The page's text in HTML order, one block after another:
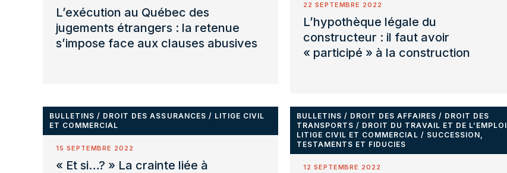
L’exécution au Québec des
jugements étrangers : la retenue
s’impose face aux clauses abusives
22 SEPTEMBRE 2022
L’hypothèque légale du
constructeur : il faut avoir
« participé » à la construction
BULLETINS / DROIT DES ASSURANCES / LITIGE CIVIL
ET COMMERCIAL
15 SEPTEMBRE 2022
« Et si…? » La crainte liée à
BULLETINS / DROIT DES AFFAIRES / DROIT DES
TRANSPORTS / DROIT DU TRAVAIL ET DE L’EMPLOI
LITIGE CIVIL ET COMMERCIAL / SUCCESSION,
TESTAMENTS ET FIDUCIES
12 SEPTEMBRE 2022